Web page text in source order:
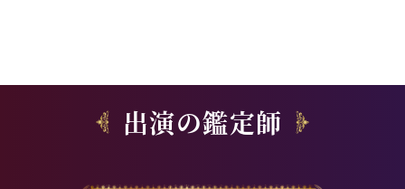
出演の鑑定師